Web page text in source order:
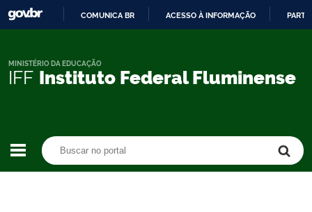
CONTEÚDO
COMUNICA BR ACESSO À INFORMAÇÃO
IFF Instituto Federal Fluminense
MINISTÉRIO DA EDUCAÇÃO